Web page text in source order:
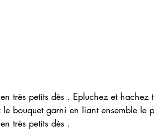
très petits dès . Epluchez et hachez
bouquet garni en liant ensemble le
très petits dès .